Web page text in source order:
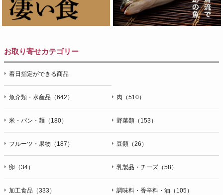
お取り寄せカテゴリー
着日指定ができる商品
魚介類・水産品（642） 肉（510）
米・パン・麺（180） 野菜類（153）
フルーツ・果物（187） 豆類（26）
卵（34） 乳製品・チーズ（58）
加工食品（333） 調味料・香辛料・油（105）